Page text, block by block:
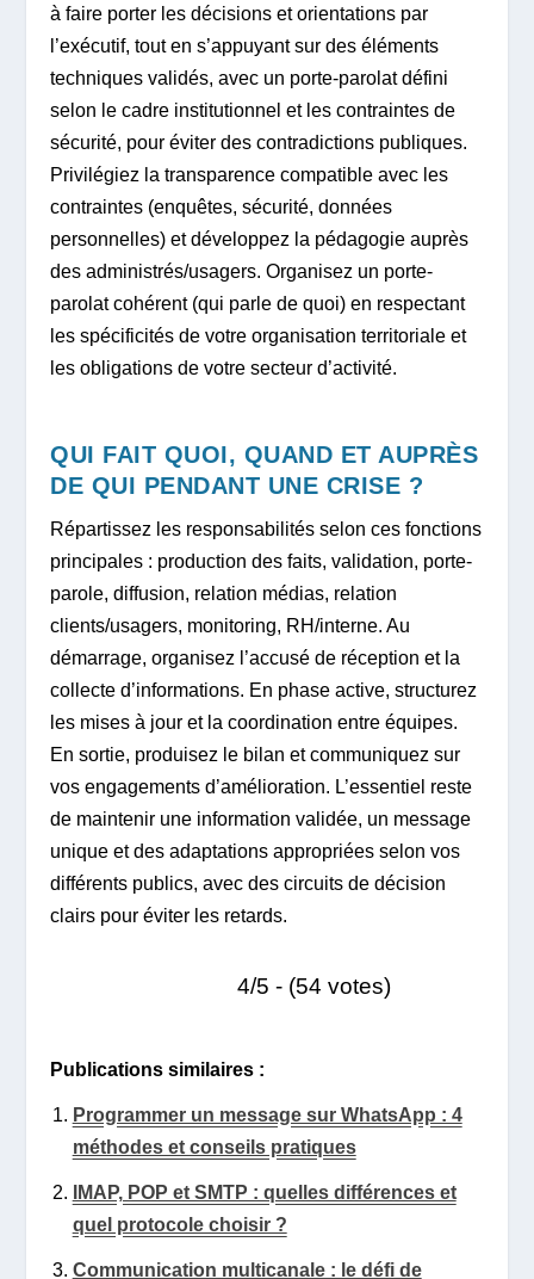
à faire porter les décisions et orientations par
l’exécutif, tout en s’appuyant sur des éléments
techniques validés, avec un porte-parolat défini
selon le cadre institutionnel et les contraintes de
sécurité, pour éviter des contradictions publiques.
Privilégiez la transparence compatible avec les
contraintes (enquêtes, sécurité, données
personnelles) et développez la pédagogie auprès
des administrés/usagers. Organisez un porte-
parolat cohérent (qui parle de quoi) en respectant
les spécificités de votre organisation territoriale et
les obligations de votre secteur d’activité.
QUI FAIT QUOI, QUAND ET AUPRÈS
DE QUI PENDANT UNE CRISE ?
Répartissez les responsabilités selon ces fonctions
principales : production des faits, validation, porte-
parole, diffusion, relation médias, relation
clients/usagers, monitoring, RH/interne. Au
démarrage, organisez l’accusé de réception et la
collecte d’informations. En phase active, structurez
les mises à jour et la coordination entre équipes.
En sortie, produisez le bilan et communiquez sur
vos engagements d’amélioration. L’essentiel reste
de maintenir une information validée, un message
unique et des adaptations appropriées selon vos
différents publics, avec des circuits de décision
clairs pour éviter les retards.
4/5 - (54 votes)
Publications similaires :
Programmer un message sur WhatsApp : 4
méthodes et conseils pratiques
IMAP, POP et SMTP : quelles différences et
quel protocole choisir ?
Communication multicanale : le défi de